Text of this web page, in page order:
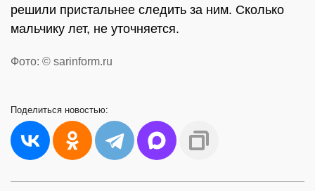
решили пристальнее следить за ним. Сколько
мальчику лет, не уточняется.
Фото: © sarinform.ru
Поделиться новостью: